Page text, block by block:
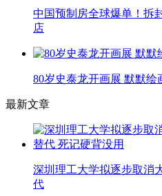
中国预制房全球爆单！拆
店
80岁史泰龙开画展 默默绘
最新文章
深圳理工大学拟逐步取消
代